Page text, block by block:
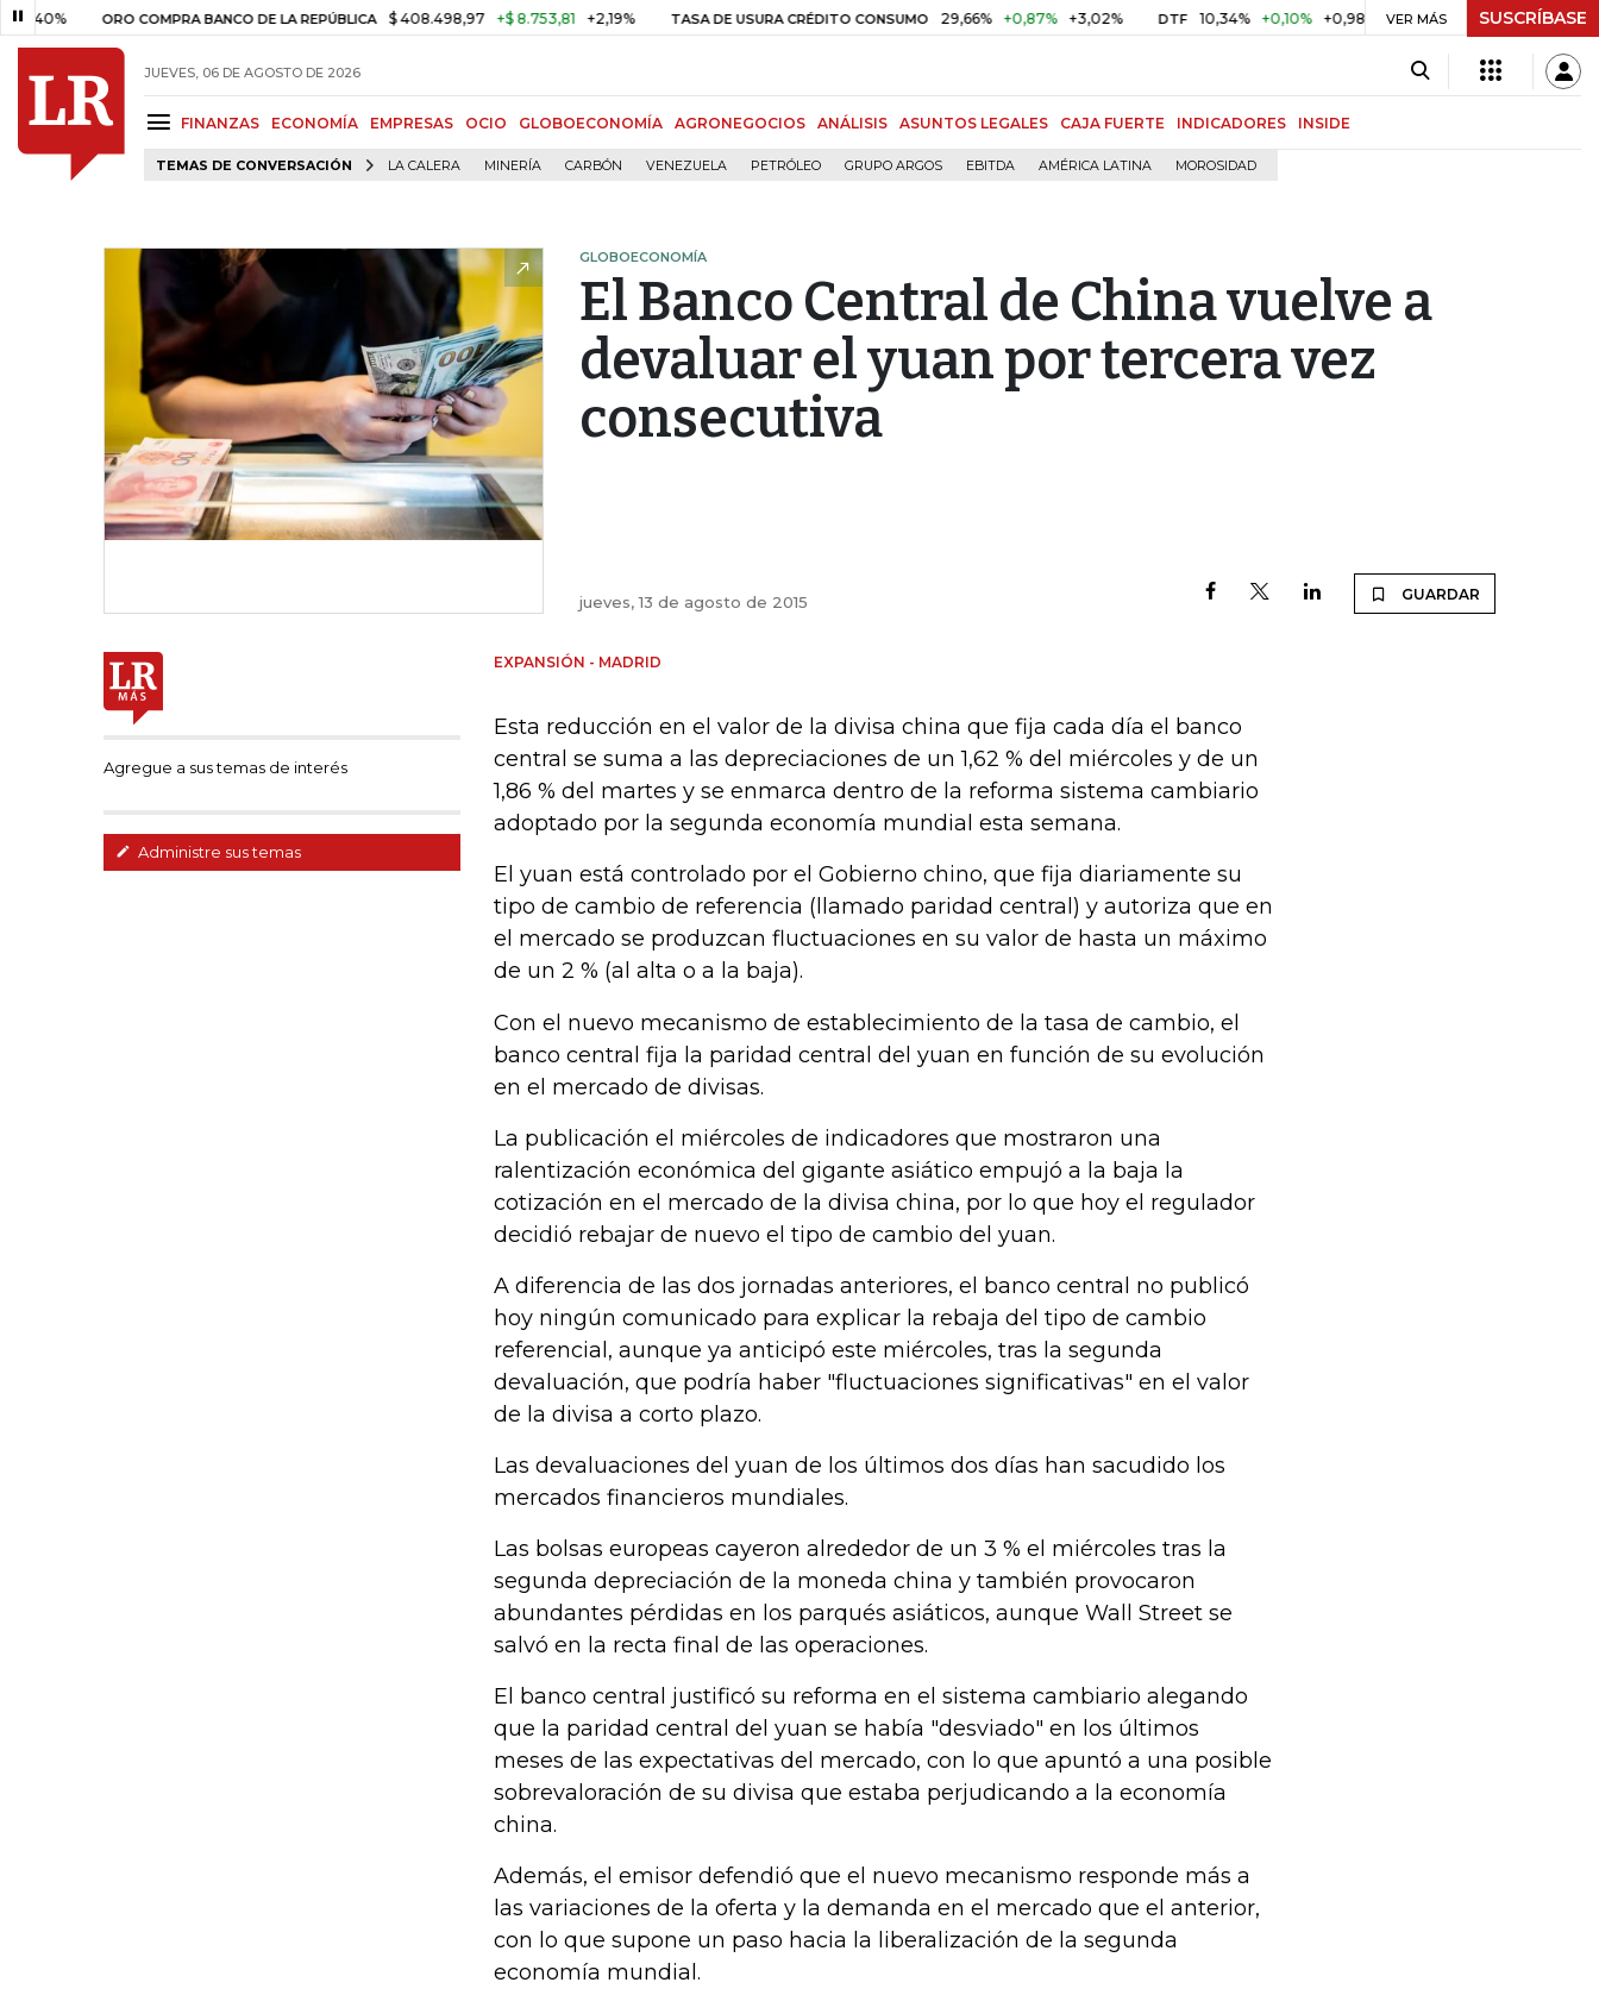
ORO COMPRA BANCO DE LA REPÚBLICA $ 408.498,97 +$ 8.753,81 +2,19% TASA DE USURA CRÉDITO CONSUMO 29,66% +0,87% +3,02% DTF 10,34% +0,10% +0,98% UVR $ 416,86 +$ 0,05 +0,01%
VER MÁS SUSCRÍBASE
JUEVES, 06 DE AGOSTO DE 2026
FINANZAS ECONOMÍA EMPRESAS OCIO GLOBOECONOMÍA AGRONEGOCIOS ANÁLISIS ASUNTOS LEGALES CAJA FUERTE INDICADORES INSIDE
TEMAS DE CONVERSACIÓN LA CALERA MINERÍA CARBÓN VENEZUELA PETRÓLEO GRUPO ARGOS EBITDA AMÉRICA LATINA MOROSIDAD
GLOBOECONOMÍA
El Banco Central de China vuelve a
devaluar el yuan por tercera vez
consecutiva
jueves, 13 de agosto de 2015 GUARDAR
Agregue a sus temas de interés
Administre sus temas
EXPANSIÓN - MADRID
Esta reducción en el valor de la divisa china que fija cada día el banco
central se suma a las depreciaciones de un 1,62 % del miércoles y de un
1,86 % del martes y se enmarca dentro de la reforma sistema cambiario
adoptado por la segunda economía mundial esta semana.
El yuan está controlado por el Gobierno chino, que fija diariamente su
tipo de cambio de referencia (llamado paridad central) y autoriza que en
el mercado se produzcan fluctuaciones en su valor de hasta un máximo
de un 2 % (al alta o a la baja).
Con el nuevo mecanismo de establecimiento de la tasa de cambio, el
banco central fija la paridad central del yuan en función de su evolución
en el mercado de divisas.
La publicación el miércoles de indicadores que mostraron una
ralentización económica del gigante asiático empujó a la baja la
cotización en el mercado de la divisa china, por lo que hoy el regulador
decidió rebajar de nuevo el tipo de cambio del yuan.
A diferencia de las dos jornadas anteriores, el banco central no publicó
hoy ningún comunicado para explicar la rebaja del tipo de cambio
referencial, aunque ya anticipó este miércoles, tras la segunda
devaluación, que podría haber "fluctuaciones significativas" en el valor
de la divisa a corto plazo.
Las devaluaciones del yuan de los últimos dos días han sacudido los
mercados financieros mundiales.
Las bolsas europeas cayeron alrededor de un 3 % el miércoles tras la
segunda depreciación de la moneda china y también provocaron
abundantes pérdidas en los parqués asiáticos, aunque Wall Street se
salvó en la recta final de las operaciones.
El banco central justificó su reforma en el sistema cambiario alegando
que la paridad central del yuan se había "desviado" en los últimos
meses de las expectativas del mercado, con lo que apuntó a una posible
sobrevaloración de su divisa que estaba perjudicando a la economía
china.
Además, el emisor defendió que el nuevo mecanismo responde más a
las variaciones de la oferta y la demanda en el mercado que el anterior,
con lo que supone un paso hacia la liberalización de la segunda
economía mundial.